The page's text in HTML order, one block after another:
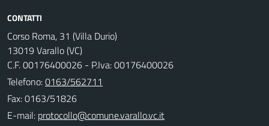
CONTATTI
Corso Roma, 31 (Villa Durio)
13019 Varallo (VC)
C.F. 00176400026 - P.Iva: 00176400026
Telefono:0163/562711
Fax: 0163/51826
E-mail: